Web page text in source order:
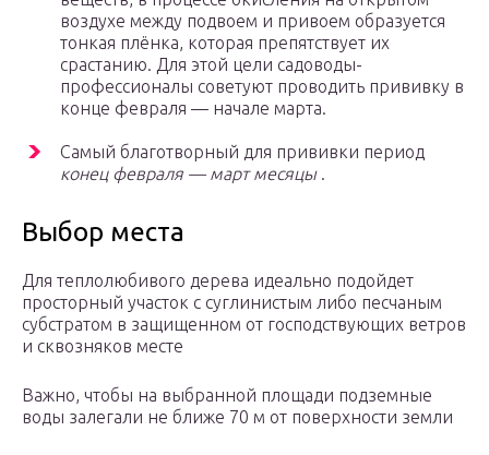
воздухе между подвоем и привоем образуется
тонкая плёнка, которая препятствует их
срастанию. Для этой цели садоводы-
профессионалы советуют проводить прививку в
конце февраля — начале марта.
Самый благотворный для прививки период
конец февраля — март месяцы.
Выбор места
Для теплолюбивого дерева идеально подойдет
просторный участок с суглинистым либо песчаным
субстратом в защищенном от господствующих ветров
и сквозняков месте
Важно, чтобы на выбранной площади подземные
воды залегали не ближе 70 м от поверхности земли